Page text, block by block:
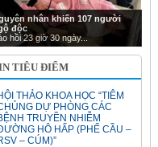
nhân khiến 107 người
độc
hồi 23 giờ 30 ngày...
TIÊU ĐIỂM
THẢO KHOA HỌC “TIÊM
DỰ PHÒNG CÁC
TRUYỀN NHIỄM
HÔ HẤP (PHẾ CẦU –
– CÚM)”